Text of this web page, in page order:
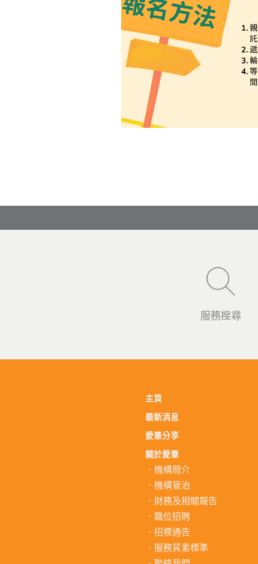
服務搜尋
主頁
最新消息
愛羣分享
關於愛羣
機構簡介
機構管治
財務及相關報告
職位招聘
招標通告
服務質素標準